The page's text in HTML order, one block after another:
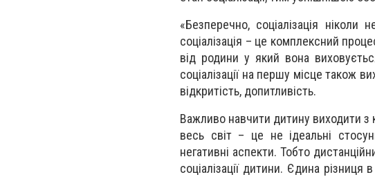
«Безперечно, соціалізація
соціалізація – це комплексний
від родини у який вона
соціалізації на першу місце також
відкритість, допитливість.
Важливо навчити дитину виходити з
весь світ – це не ідеальні
негативні аспекти. Тобто
соціалізації дитини. Єдина